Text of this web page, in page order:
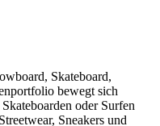
Skateboard,
bewegt sich
oder Surfen
Sneakers und